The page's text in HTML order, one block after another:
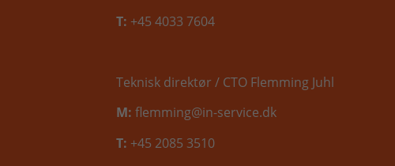
T: +45 4033 7604
Teknisk direktør / CTO Flemming Juhl
M: flemming@in-service.dk
T: +45 2085 3510